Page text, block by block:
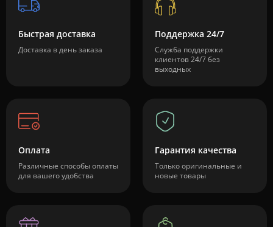
Быстрая доставка
Доставка в день заказа
Поддержка 24/7
Служба поддержки
клиентов 24/7 без
выходных
Оплата
Различные способы оплаты
для вашего удобства
Гарантия качества
Только оригинальные и
новые товары